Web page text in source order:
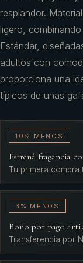
resplandor.
ligero,
Estándar,
adultos con
proporciona una
típicos de unas
10% MENOS
Estrená fragancia
Tu primera compra
3% MENOS
Bono por pago
Transferencia por